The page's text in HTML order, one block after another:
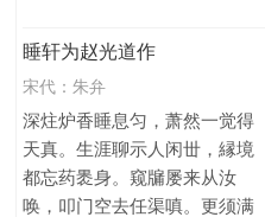
睡轩为赵光道作
宋代：朱弁
深炷炉香睡息匀，萧然一觉得
天真。生涯聊示人闲丗，縁境
都忘药褁身。窥牖屡来从汝
唤，叩门空去任渠嗔。更须满